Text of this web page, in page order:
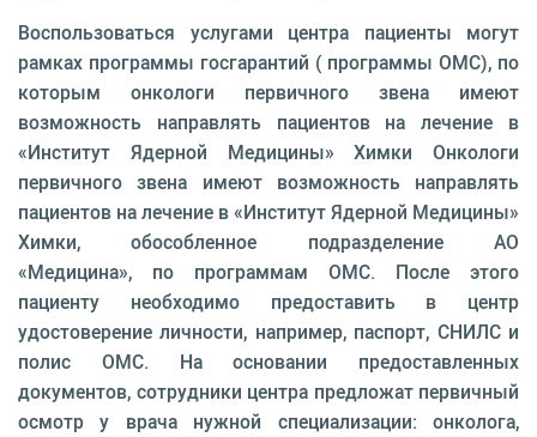
Воспользоваться услугами центра пациенты могут
рамках программы госгарантий ( программы ОМС), по
которым онкологи первичного звена имеют
возможность направлять пациентов на лечение в
«Институт Ядерной Медицины» Химки Онкологи
первичного звена имеют возможность направлять
пациентов на лечение в «Институт Ядерной Медицины»
Химки, обособленное подразделение АО
«Медицина», по программам ОМС. После этого
пациенту необходимо предоставить в центр
удостоверение личности, например, паспорт, СНИЛС и
полис ОМС. На основании предоставленных
документов, сотрудники центра предложат первичный
осмотр у врача нужной специализации: онколога,